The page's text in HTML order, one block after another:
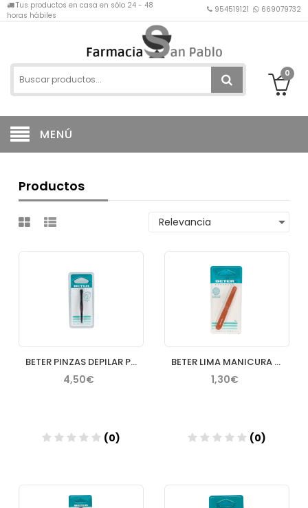
Tus productos en casa en sólo 24 - 48
horas hábiles
954519121 669079732
0
MENÚ
Productos
BETER PINZAS DEPILAR PAVONADA NEGRA RECTA
4,50€
(0)
Añadir
BETER LIMA MANICURA ROJA 4 UNIDADES
1,30€
(0)
Añadir